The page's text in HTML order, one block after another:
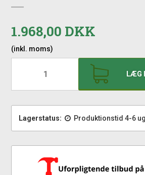
1.968,00 DKK
(inkl. moms)
LÆG
Lagerstatus: Produktionstid 4-6